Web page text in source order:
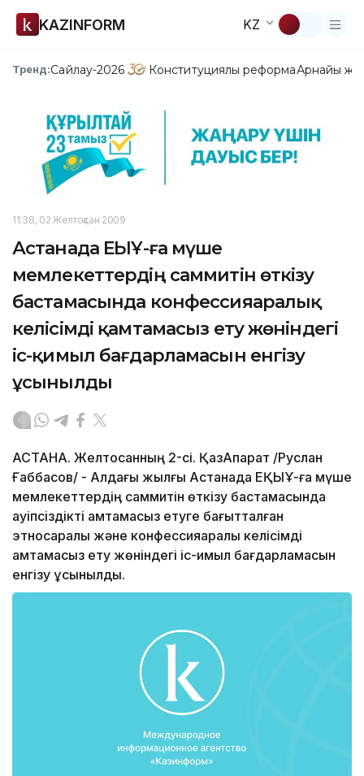
KAZINFORM KZ
Тренд:Сайлау-2026 Конституциялық реформаАрнайы
11:38, 02 Желтоқсан 2009
Астанада ЕҚЫҰ-ға мүше
мемлекеттердің саммитін өткізу
бастамасында конфессияаралық
келісімді қамтамасыз ету жөніндегі
іс-қимыл бағдарламасын енгізу
ұсынылды
АСТАНА. Желтоқсанның 2-сі. ҚазАқпарат /Руслан
Ғаббасов/ - Алдағы жылғы Астанада ЕҚЫҰ-ға мүше
мемлекеттердің саммитін өткізу бастамасында
қауіпсіздікті қамтамасыз етуге бағытталған
этносаралық және конфессияаралық келісімді
қамтамасыз ету жөніндегі іс-қимыл бағдарламасын
енгізу ұсынылды.